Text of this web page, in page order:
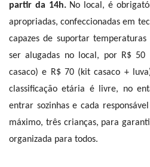
partir da 14h. No local, é
apropriadas, confeccionadas em
capazes de suportar
ser alugadas no local, por R$ 50
casaco) e R$ 70 (kit casaco +
classificação etária é livre, no
entrar sozinhas e cada
máximo, três crianças, para
organizada para todos.